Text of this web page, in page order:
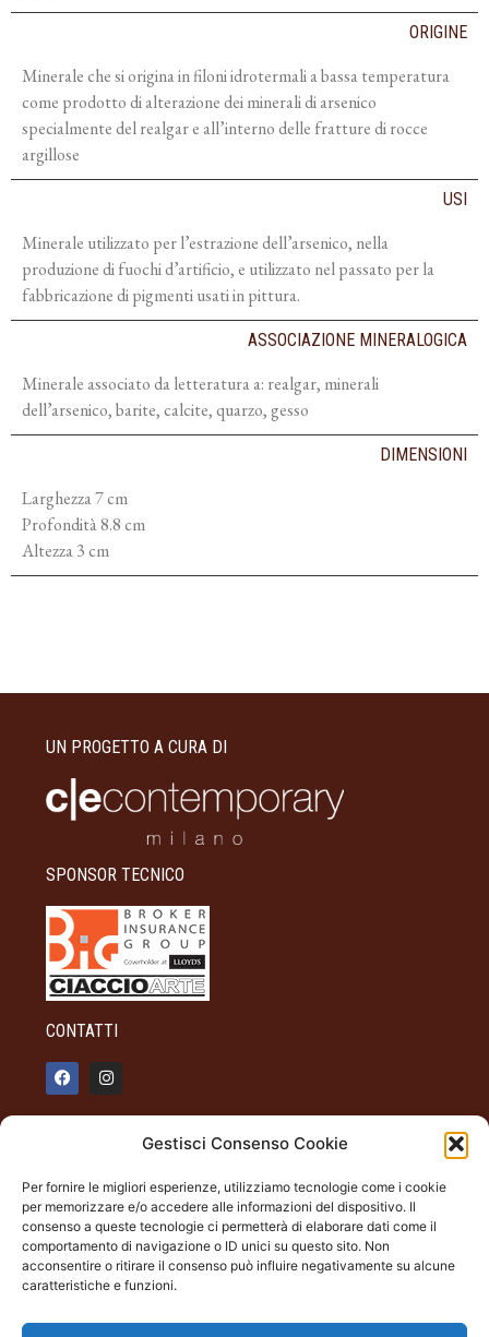
Gestisci Consenso Cookie
Per fornire le migliori esperienze, utilizziamo tecnologie come i cookie
per memorizzare e/o accedere alle informazioni del dispositivo. Il
consenso a queste tecnologie ci permetterà di elaborare dati come il
comportamento di navigazione o ID unici su questo sito. Non
acconsentire o ritirare il consenso può influire negativamente su alcune
caratteristiche e funzioni.
ORIGINE
Minerale che si origina in filoni idrotermali a bassa temperatura
come prodotto di alterazione dei minerali di arsenico
specialmente del realgar e all’interno delle fratture di rocce
argillose
USI
Minerale utilizzato per l’estrazione dell’arsenico, nella
produzione di fuochi d’artificio, e utilizzato nel passato per la
fabbricazione di pigmenti usati in pittura.
ASSOCIAZIONE MINERALOGICA
Minerale associato da letteratura a: realgar, minerali
dell’arsenico, barite, calcite, quarzo, gesso
DIMENSIONI
Larghezza 7 cm
Profondità 8.8 cm
Altezza 3 cm
UN PROGETTO A CURA DI
SPONSOR TECNICO
CONTATTI
348 90 31 514
INFO
ORARI DI APERTURA
Dal giovedì alla domenica
19.00 - 22.00
Palazzo Tagliaferro